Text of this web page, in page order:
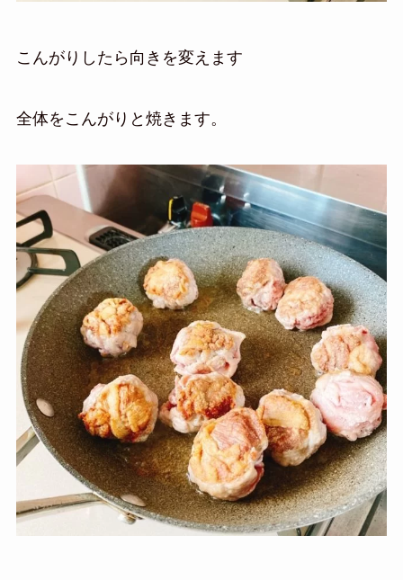
こんがりしたら向きを変えます
全体をこんがりと焼きます。